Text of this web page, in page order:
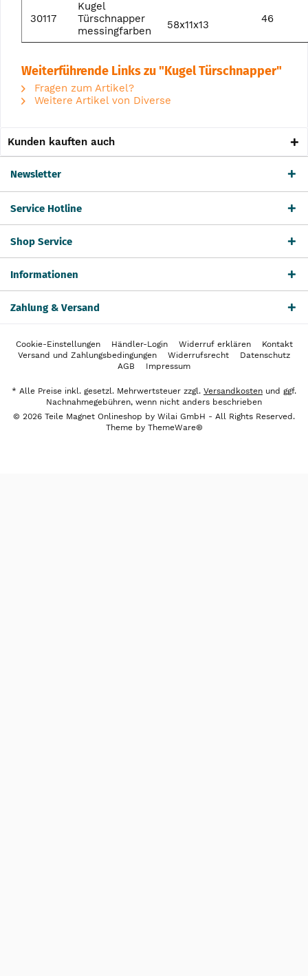
30117
Kugel
Türschnapper
messingfarben
58x11x13 46
Weiterführende Links zu "Kugel Türschnapper"
Fragen zum Artikel?
Weitere Artikel von Diverse
Kunden kauften auch
Newsletter
Service Hotline
Shop Service
Informationen
Zahlung & Versand
Cookie-Einstellungen Händler-Login Widerruf erklären
Kontakt
Versand und Zahlungsbedingungen
Widerrufsrecht
Datenschutz
AGB
Impressum
* Alle Preise inkl. gesetzl. Mehrwertsteuer zzgl. Versandkosten und ggf.
Nachnahmegebühren, wenn nicht anders beschrieben
© 2026 Teile Magnet Onlineshop by Wilai GmbH - All Rights Reserved.
Theme by ThemeWare®